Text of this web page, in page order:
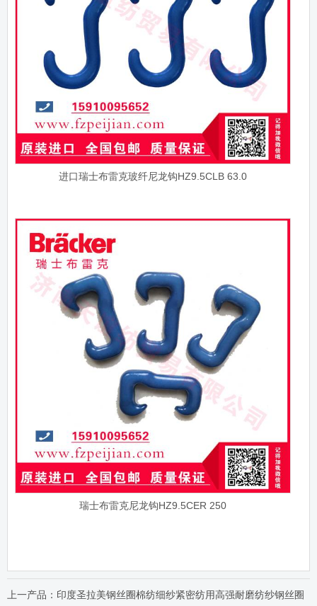
进口瑞士布雷克玻纤尼龙钩HZ9.5CLB 63.0
瑞士布雷克尼龙钩HZ9.5CER 250
上一产品：印度圣拉美钢丝圈棉纺细纱紧密纺用高强耐磨纺纱钢丝圈